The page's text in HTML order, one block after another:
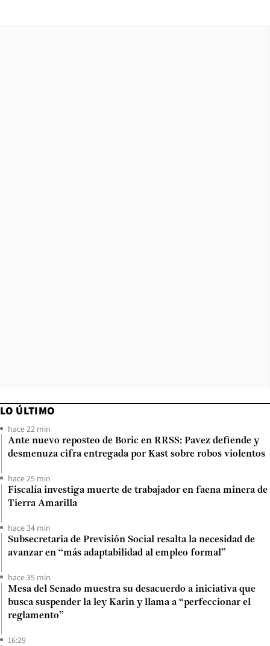
LO ÚLTIMO
hace 22 min
Ante nuevo reposteo de Boric en RRSS: Pavez defiende y
desmenuza cifra entregada por Kast sobre robos violentos
hace 25 min
Fiscalía investiga muerte de trabajador en faena minera de
Tierra Amarilla
hace 34 min
Subsecretaria de Previsión Social resalta la necesidad de
avanzar en “más adaptabilidad al empleo formal”
hace 35 min
Mesa del Senado muestra su desacuerdo a iniciativa que
busca suspender la ley Karin y llama a “perfeccionar el
reglamento”
16:29